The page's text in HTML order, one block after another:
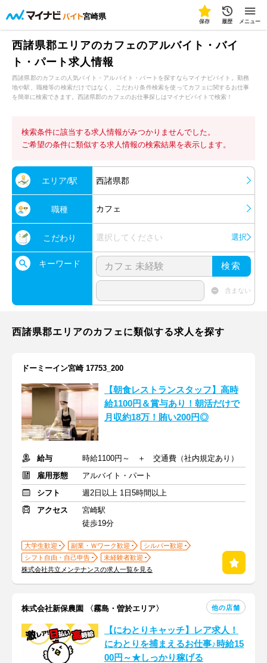
宮崎県
保存 履歴 メニュー
西諸県郡エリアのカフェのアルバイト・バイ
ト・パート求人情報
西諸県郡のカフェの人気バイト・アルバイト・パートを探すならマイナビバイト。勤務
地や駅、職種等の検索だけではなく、こだわり条件検索を使ってカフェに関するお仕事
を簡単に検索できます。西諸県郡のカフェのお仕事探しはマイナビバイトで検索！
検索条件に該当する求人情報がみつかりませんでした。
ご希望の条件に類似する求人情報の検索結果を表示します。
エリア/駅 西諸県郡
職種 カフェ
こだわり 選択してください 選択
キーワード 検索
含まない
西諸県郡エリアのカフェに類似する求人を探す
ドーミーイン宮崎 17753_200
【朝食レストランスタッフ】高時
給1100円＆賞与あり！朝活だけで
月収約18万！賄い200円◎
給与
時給1100円～ ＋ 交通費（社内規定あり）
雇用形態
アルバイト・パート
シフト
週2日以上 1日5時間以上
アクセス
宮崎駅
徒歩19分
大学生歓迎 副業・Ｗワーク歓迎
シルバー歓迎
シフト自由・自己申告
未経験者歓迎
株式会社共立メンテナンスの求人一覧を見る
株式会社新保農園 〈霧島・曽於エリア〉 他の店舗
【にわとりキャッチ】レア求人！
にわとりを捕まえるお仕事♪時給15
00円～★しっかり稼げる